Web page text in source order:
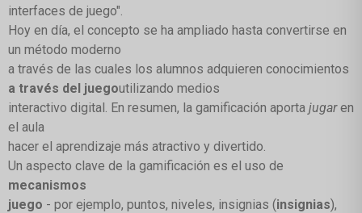
interfaces de juego".
Hoy en día, el concepto se ha ampliado hasta convertirse en
un método moderno
a través de las cuales los alumnos adquieren conocimientos
a través del juegoutilizando medios
interactivo digital. En resumen, la gamificación aporta jugaren
el aula
hacer el aprendizaje más atractivo y divertido.
Un aspecto clave de la gamificación es el uso de
mecanismos
juego - por ejemplo, puntos, niveles, insignias (insignias),